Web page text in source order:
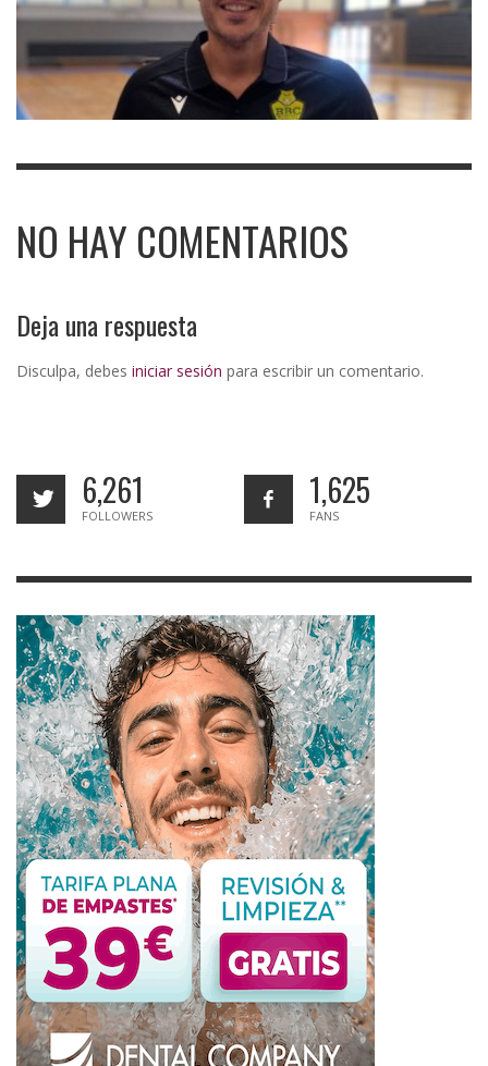
NO HAY COMENTARIOS
Deja una respuesta
Disculpa, debes iniciar sesión para escribir un comentario.
6,261
FOLLOWERS
1,625
FANS